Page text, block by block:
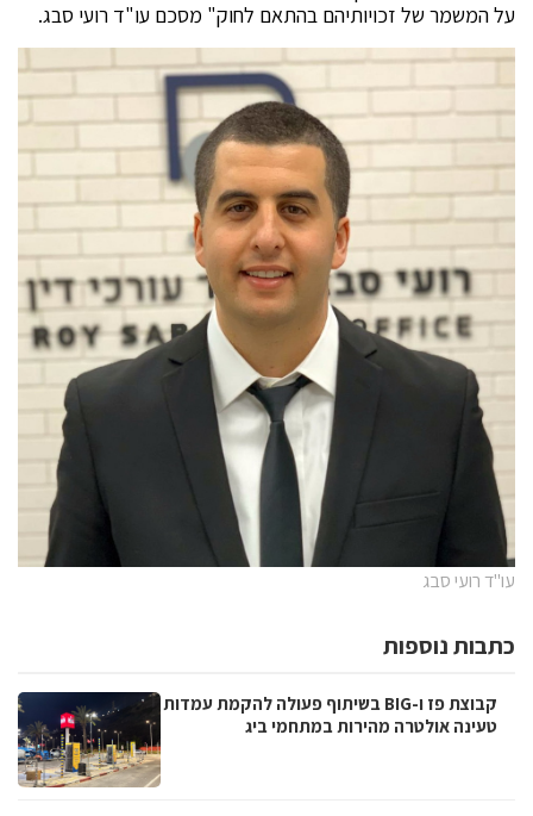
על המשמר של זכויותיהם בהתאם לחוק" מסכם עו"ד רועי סבג.
עו"ד רועי סבג
כתבות נוספות
קבוצת פז ו-BIG בשיתוף פעולה להקמת עמדות
טעינה אולטרה מהירות במתחמי ביג